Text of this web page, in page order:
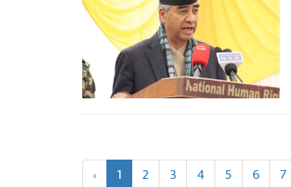
‹ 1 2 3 4 5 6 7